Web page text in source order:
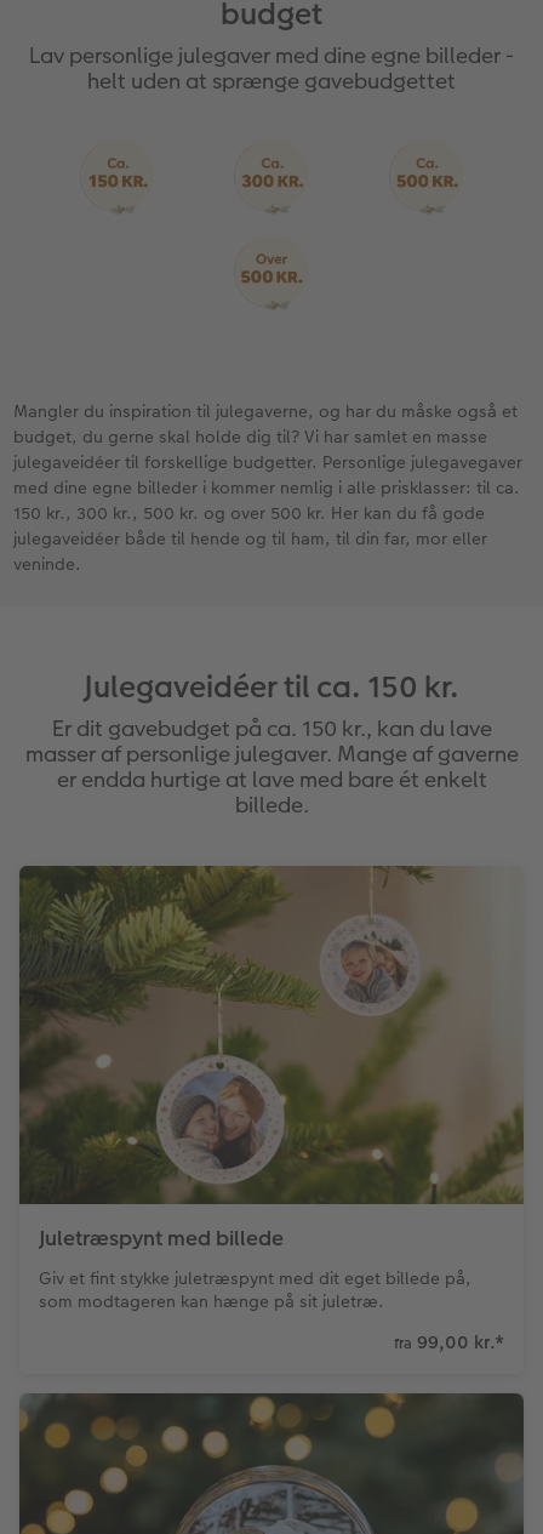
Inspiration
Bedst i test
CEWE FOTOBOG Color pop
Mindelomme
Tilbehør
Forstørrelse på fotopapir
Fotoklistermærker
Engangskamera print
Inspiration
Gratis fotolagring
Pasfoto
Billede på aluminiumsplade
Billede på akrylglas
Fotoplakat med kort
Fotocollage
hexxas
Flerdelt vægbillede
Talcollage
Inspiration
Gratis fotolagring
Tilbehør
Tekstiler
Fotomagneter
Fyld-selv gaveæske
Kæledyr
Inspiration
CEWE Gavekort
Pasfoto
Design selv
Bordkort
Menukort
Direkte forsendelse
Inspiration
Gratis fotolagring
budget
Lav personlige julegaver med dine egne billeder -
helt uden at sprænge gavebudgettet
Mangler du inspiration til julegaverne, og har du måske også et
budget, du gerne skal holde dig til? Vi har samlet en masse
julegaveidéer til forskellige budgetter. Personlige julegavegaver
med dine egne billeder i kommer nemlig i alle prisklasser: til ca.
150 kr., 300 kr., 500 kr. og over 500 kr. Her kan du få gode
julegaveidéer både til hende og til ham, til din far, mor eller
veninde.
Julegaveidéer til ca. 150 kr.
Er dit gavebudget på ca. 150 kr., kan du lave
masser af personlige julegaver. Mange af gaverne
er endda hurtige at lave med bare ét enkelt
billede.
Juletræspynt med billede
Giv et fint stykke juletræspynt med dit eget billede på,
som modtageren kan hænge på sit juletræ.
fra 99,00 kr.*